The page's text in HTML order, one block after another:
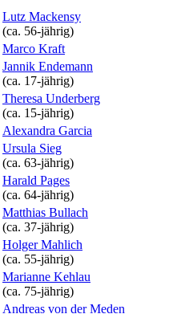
Lutz Mackensy
(ca. 56‑jährig)
Marco Kraft
Jannik Endemann
(ca. 17‑jährig)
Theresa Underberg
(ca. 15‑jährig)
Alexandra Garcia
Ursula Sieg
(ca. 63‑jährig)
Harald Pages
(ca. 64‑jährig)
Matthias Bullach
(ca. 37‑jährig)
Holger Mahlich
(ca. 55‑jährig)
Marianne Kehlau
(ca. 75‑jährig)
Andreas von der Meden